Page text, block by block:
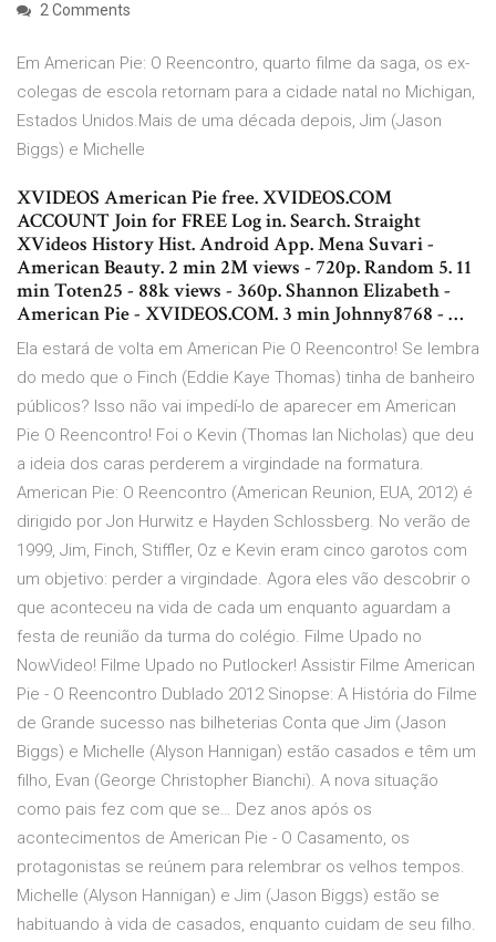
2 Comments
Em American Pie: O Reencontro, quarto filme da saga, os ex-
colegas de escola retornam para a cidade natal no Michigan,
Estados Unidos.Mais de uma década depois, Jim (Jason
Biggs) e Michelle
XVIDEOS American Pie free. XVIDEOS.COM
ACCOUNT Join for FREE Log in. Search. Straight
XVideos History Hist. Android App. Mena Suvari -
American Beauty. 2 min 2M views - 720p. Random 5. 11
min Toten25 - 88k views - 360p. Shannon Elizabeth -
American Pie - XVIDEOS.COM. 3 min Johnny8768 - …
Ela estará de volta em American Pie O Reencontro! Se lembra
do medo que o Finch (Eddie Kaye Thomas) tinha de banheiro
públicos? Isso não vai impedí-lo de aparecer em American
Pie O Reencontro! Foi o Kevin (Thomas Ian Nicholas) que deu
a ideia dos caras perderem a virgindade na formatura.
American Pie: O Reencontro (American Reunion, EUA, 2012) é
dirigido por Jon Hurwitz e Hayden Schlossberg. No verão de
1999, Jim, Finch, Stiffler, Oz e Kevin eram cinco garotos com
um objetivo: perder a virgindade. Agora eles vão descobrir o
que aconteceu na vida de cada um enquanto aguardam a
festa de reunião da turma do colégio. Filme Upado no
NowVideo! Filme Upado no Putlocker! Assistir Filme American
Pie - O Reencontro Dublado 2012 Sinopse: A História do Filme
de Grande sucesso nas bilheterias Conta que Jim (Jason
Biggs) e Michelle (Alyson Hannigan) estão casados e têm um
filho, Evan (George Christopher Bianchi). A nova situação
como pais fez com que se… Dez anos após os
acontecimentos de American Pie - O Casamento, os
protagonistas se reúnem para relembrar os velhos tempos.
Michelle (Alyson Hannigan) e Jim (Jason Biggs) estão se
habituando à vida de casados, enquanto cuidam de seu filho.